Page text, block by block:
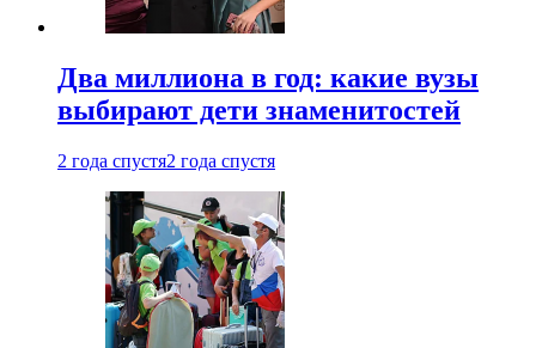
Два миллиона в год: какие вузы
выбирают дети знаменитостей
2 года спустя2 года спустя